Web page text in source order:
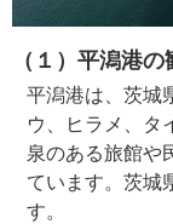
（１）平潟港
平潟港は、茨城
ウ、ヒラメ、タ
泉のある旅館や
ています。茨城
す。